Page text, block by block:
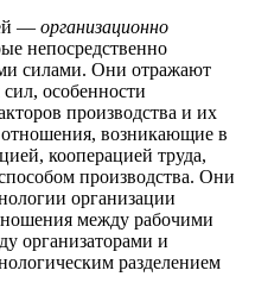
— организационно
непосредственно
силами. Они отражают
особенности
производства и их
возникающие в
кооперацией труда,
производства. Они
организации
между рабочими
организаторами и
разделением